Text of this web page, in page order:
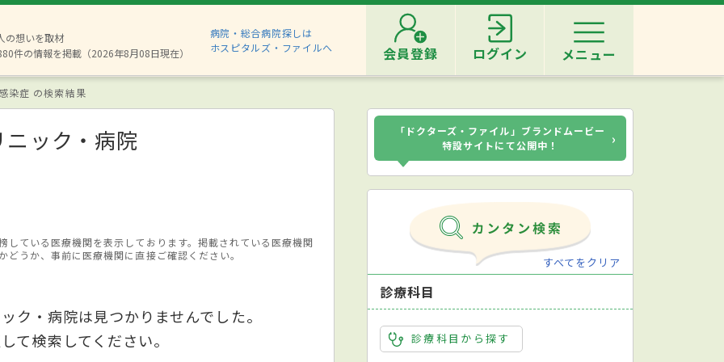
の想いを取材
件の情報を掲載（2026年8月08日現在）
病院・総合病院探しは
ホスピタルズ・ファイルへ
会員登録 ログイン メニュー
染症 の検索結果
ニック・病院
ている医療機関を表示しております。掲載されている医療機関
うか、事前に医療機関に直接ご確認ください。
ク・病院は見つかりませんでした。
て検索してください。
「ドクターズ・ファイル」ブランドムービー
特設サイトにて公開中！
›
すべてをクリア
診療科目
診療科目から探す